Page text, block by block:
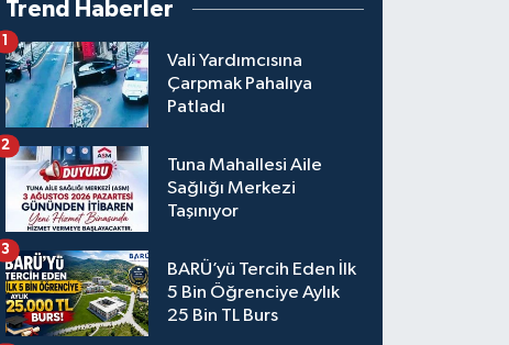
Trend Haberler
Vali Yardımcısına
Çarpmak Pahalıya
Patladı
1
Tuna Mahallesi Aile
Sağlığı Merkezi
Taşınıyor
2
BARÜ’yü Tercih Eden İlk
5 Bin Öğrenciye Aylık
25 Bin TL Burs
3